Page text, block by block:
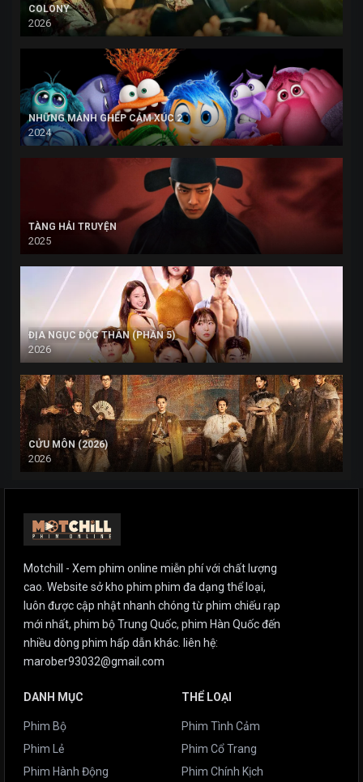
COLONY
2026
NHỮNG MẢNH GHÉP CẢM XÚC 2
2024
TÀNG HẢI TRUYỆN
2025
ĐỊA NGỤC ĐỘC THÂN (PHẦN 5)
2026
CỬU MÔN (2026)
2026
Motchill - Xem phim online miễn phí với chất lượng
cao. Website sở kho phim phim đa dạng thể loại,
luôn được cập nhật nhanh chóng từ phim chiếu rạp
mới nhất, phim bộ Trung Quốc, phim Hàn Quốc đến
nhiều dòng phim hấp dẫn khác. liên hệ:
marober93032@gmail.com
DANH MỤC
Phim Bộ
Phim Lẻ
Phim Hành Động
THỂ LOẠI
Phim Tình Cảm
Phim Cổ Trang
Phim Chính Kịch